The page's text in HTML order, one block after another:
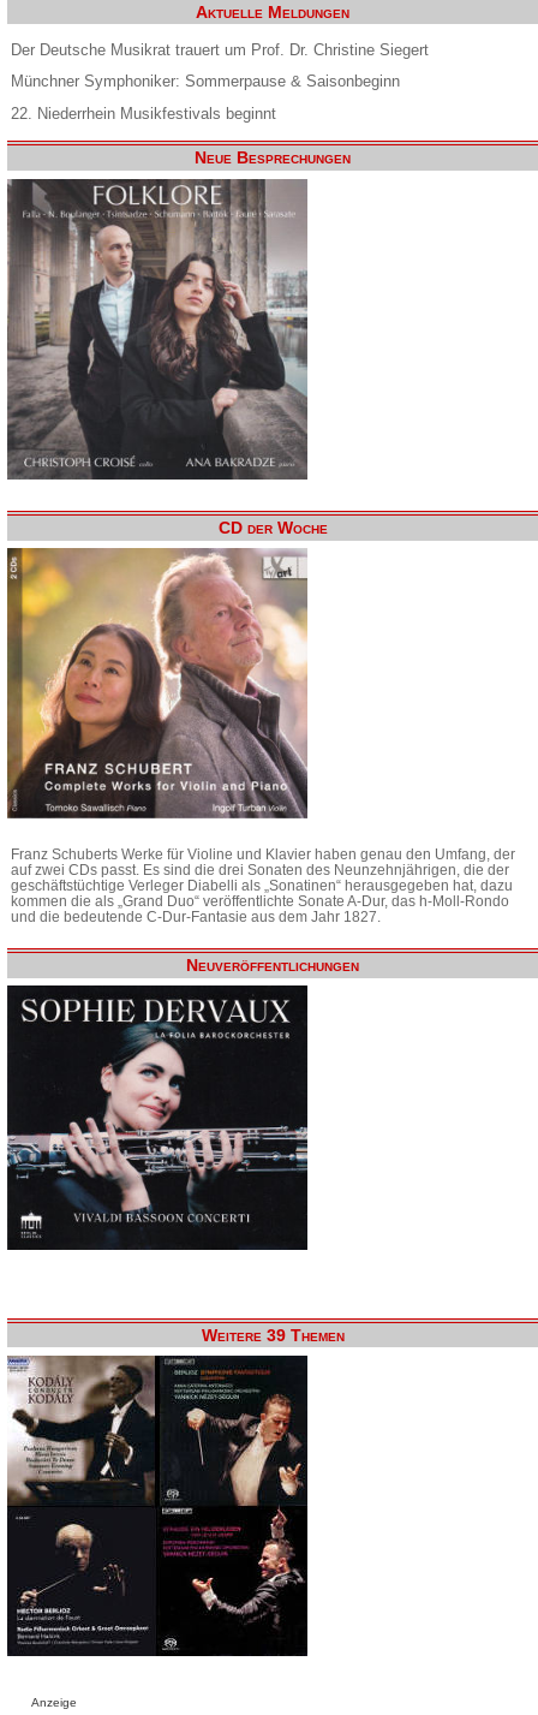
Aktuelle Meldungen
Der Deutsche Musikrat trauert um Prof. Dr. Christine Siegert
Münchner Symphoniker: Sommerpause & Saisonbeginn
22. Niederrhein Musikfestivals beginnt
Neue Besprechungen
CD der Woche
Franz Schuberts Werke für Violine und Klavier haben genau den Umfang, der
auf zwei CDs passt. Es sind die drei Sonaten des Neunzehnjährigen, die der
geschäftstüchtige Verleger Diabelli als „Sonatinen“ herausgegeben hat, dazu
kommen die als „Grand Duo“ veröffentlichte Sonate A-Dur, das h-Moll-Rondo
und die bedeutende C-Dur-Fantasie aus dem Jahr 1827.
Neuveröffentlichungen
Weitere 39 Themen
Anzeige